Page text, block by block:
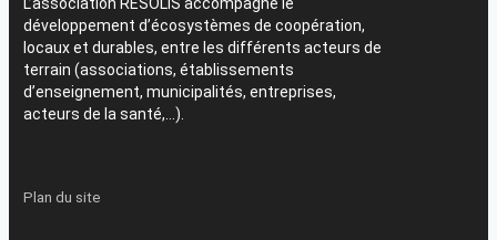
développement d’écosystèmes de coopération,
locaux et durables, entre les différents acteurs de
terrain (associations, établissements
d’enseignement, municipalités, entreprises,
acteurs de la santé,…).
Plan du site